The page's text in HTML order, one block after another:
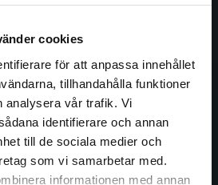
cookies
för att anpassa innehållet
tillhandahålla funktioner
analysera vår trafik. Vi
identifierare och annan
till de sociala medier och
som vi samarbetar med.
informationen med annan
fraktregion
1963 och är idag Sveriges
och digitala
finns Studentlitteratur med